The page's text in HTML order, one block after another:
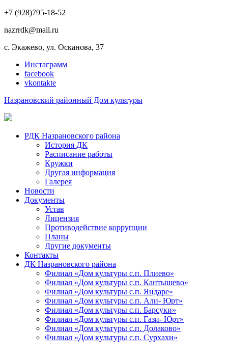
+7 (928)795-18-52
nazrrdk@mail.ru
с. Экажево, ул. Осканова, 37
Инстаграмм
facebook
vkontakte
Назрановский районный Дом культуры
РДК Назрановского района
История ДК
Расписание работы
Кружки
Другая информация
Галерея
Новости
Документы
Устав
Лицензия
Противодействие коррупции
Планы
Другие документы
Контакты
ДК Назрановского района
Филиал «Дом культуры с.п. Плиево»
Филиал «Дом культуры с.п. Кантышево»
Филиал «Дом культуры с.п. Яндаре»
Филиал «Дом культуры с.п. Али- Юрт»
Филиал «Дом культуры с.п. Барсуки»
Филиал «Дом культуры с.п. Гази- Юрт»
Филиал «Дом культуры с.п. Долаково»
Филиал «Дом культуры с.п. Сурхахи»